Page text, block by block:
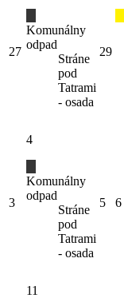
27
Komunálny
odpad
Stráne
pod
Tatrami
- osada
29
3
4
Komunálny
odpad
Stráne
pod
Tatrami
- osada
5 6
11